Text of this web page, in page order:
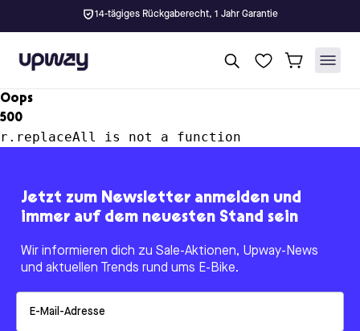
14-tägiges Rückgaberecht, 1 Jahr Garantie
Upway
Oops
500
r.replaceAll is not a function
Jetzt zum Newsletter anmelden und
immer auf dem neuesten Stand sein
Wir informieren dich zu Sale-Aktionen, Upway-News
und aktuellen Trends rund ums E-Bike.